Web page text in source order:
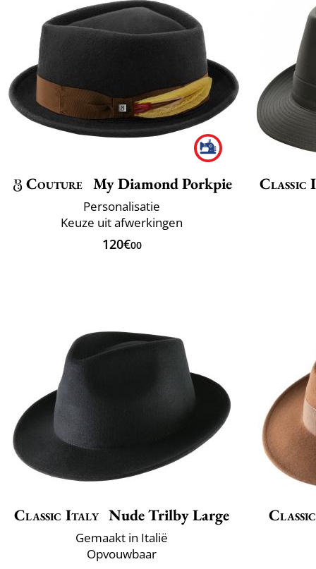
Couture My Diamond Porkpie
Personalisatie
Keuze uit afwerkingen
120€00
Classic
Classic Italy Nude Trilby Large
Gemaakt in Italië
Opvouwbaar